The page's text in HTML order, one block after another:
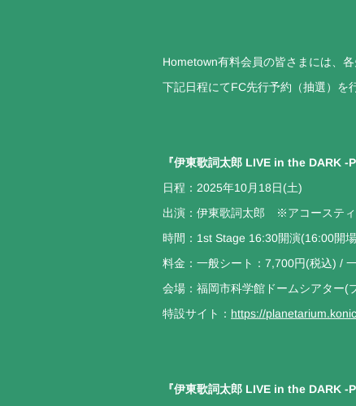
Hometown有料会員の皆さまには、
下記日程にてFC先行予約（抽選）を
『伊東歌詞太郎 LIVE in the DARK
日程：2025年10月18日(土)
出演：伊東歌詞太郎 ※アコースティ
時間：1st Stage 16:30開演(16:00開
料金：一般シート：7,700円(税込) /
会場：福岡市科学館ドームシアター(
特設サイト： https://
『伊東歌詞太郎 LIVE in the DARK